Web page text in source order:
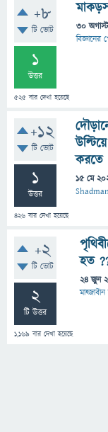
+8
টি ভোট
1
উত্তর
525 বার দেখা হয়েছে
30
বিজ্ঞানের
+12
টি ভোট
1
উত্তর
426 বার দেখা হয়েছে
করতে
15 মে
+2
টি ভোট
2
টি উত্তর
1,169 বার দেখা হয়েছে
হত
24 জুন
মাহ্জাবীন